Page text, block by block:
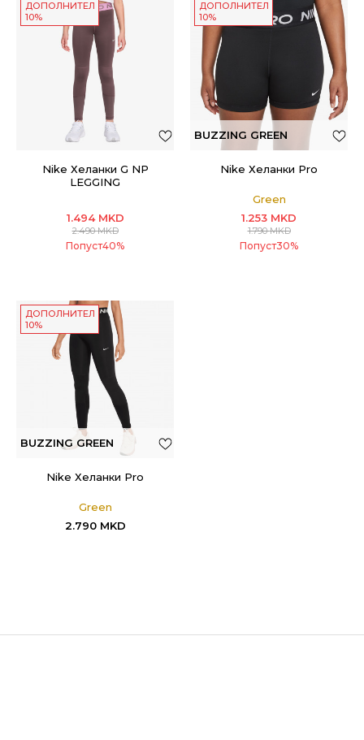
ДОПОЛНИТЕЛНИ
10%
Nike Хеланки G NP
LEGGING
1.494 MKD
2.490MKD
Попуст40%
ДОПОЛНИТЕЛНИ
10%
BUZZING GREEN
Nike Хеланки Pro
Green
1.253 MKD
1.790MKD
Попуст30%
ДОПОЛНИТЕЛНИ
10%
BUZZING GREEN
Nike Хеланки Pro
Green
2.790 MKD